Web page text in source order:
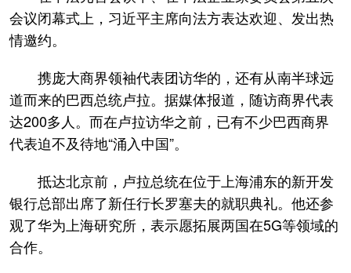
会议闭幕式上，习近平主席向法方表达欢迎、发出热
情邀约。
携庞大商界领袖代表团访华的，还有从南半球远
道而来的巴西总统卢拉。据媒体报道，随访商界代表
达200多人。而在卢拉访华之前，已有不少巴西商界
代表迫不及待地“涌入中国”。
抵达北京前，卢拉总统在位于上海浦东的新开发
银行总部出席了新任行长罗塞夫的就职典礼。他还参
观了华为上海研究所，表示愿拓展两国在5G等领域的
合作。